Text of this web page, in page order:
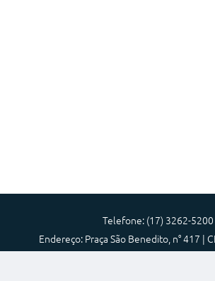
Telefone: (17) 3262-5200
Endereço: Praça São Benedito, n° 417 |